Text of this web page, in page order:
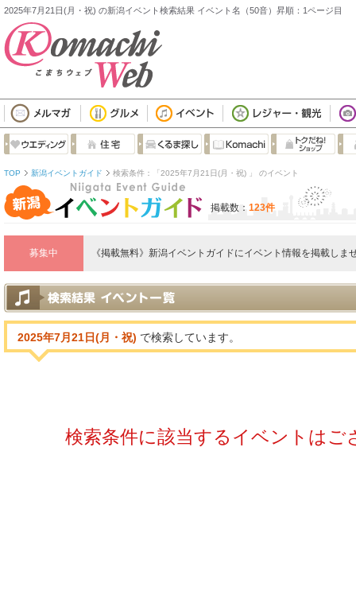
2025年7月21日(月・祝) の新潟イベント検索結果 イベント名（50音）昇順：1ページ目
TOP 新潟イベントガイド 検索条件：「2025年7月21日(月・祝) 」 のイベント
掲載数： 123件
募集中 《掲載無料》新潟イベントガイドにイベント情報を掲載しま
2025年7月21日(月・祝) で検索しています。
検索条件に該当するイベントはご